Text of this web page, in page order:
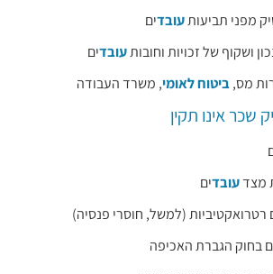
מפני תביעותעובדים
ושקוף של זכויות וחובותעובדים
מס,ביטוח לאומי, משרד העבודה
שכר אינו תקין
מצדעובדים
(למשל, חוסרי פנסיה)
בחוק הגברת האכיפה